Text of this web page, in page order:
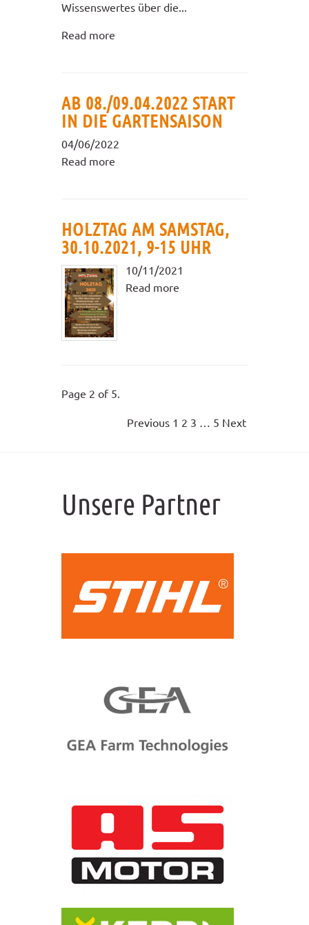
Wissenswertes über die...
Read more
AB 08./09.04.2022 START
IN DIE GARTENSAISON
04/06/2022
Read more
HOLZTAG AM SAMSTAG,
30.10.2021, 9-15 UHR
10/11/2021
Read more
Page 2 of 5.
Previous 1 2 3 5 Next
Unsere Partner